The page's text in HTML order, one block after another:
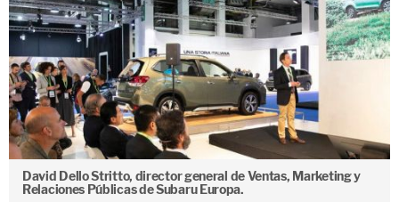
David Dello Stritto, director general de Ventas, Marketing y
Relaciones Públicas de Subaru Europa.